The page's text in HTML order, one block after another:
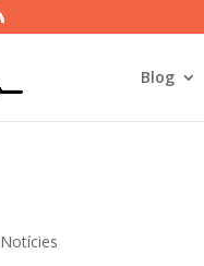
Blog
Notícies